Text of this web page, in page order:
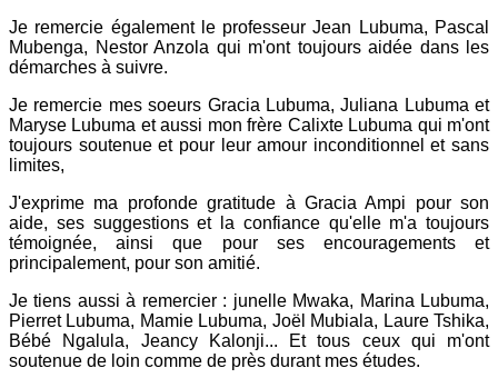
Je remercie également le professeur Jean Lubuma, Pascal
Mubenga, Nestor Anzola qui m'ont toujours aidée dans les
démarches à suivre.
Je remercie mes soeurs Gracia Lubuma, Juliana Lubuma et
Maryse Lubuma et aussi mon frère Calixte Lubuma qui m'ont
toujours soutenue et pour leur amour inconditionnel et sans
limites,
J'exprime ma profonde gratitude à Gracia Ampi pour son
aide, ses suggestions et la confiance qu'elle m'a toujours
témoignée, ainsi que pour ses encouragements et
principalement, pour son amitié.
Je tiens aussi à remercier : junelle Mwaka, Marina Lubuma,
Pierret Lubuma, Mamie Lubuma, Joël Mubiala, Laure Tshika,
Bébé Ngalula, Jeancy Kalonji... Et tous ceux qui m'ont
soutenue de loin comme de près durant mes études.